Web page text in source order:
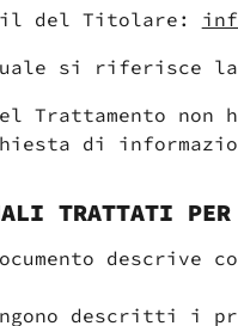
del Titolare:
si riferisce
non
di
TRATTATI
descritti i